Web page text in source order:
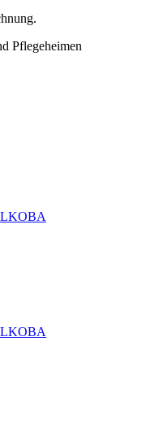
Pflegeheimen